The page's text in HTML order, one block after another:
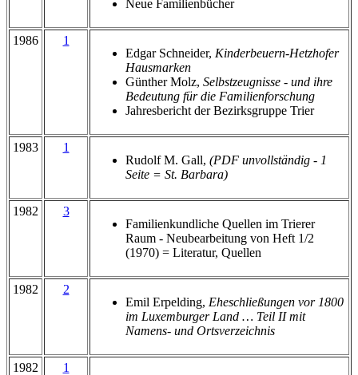
Neue Familienbücher
1986
1
Edgar Schneider, Kinderbeuern-Hetzhofer
Hausmarken
Günther Molz, Selbstzeugnisse - und ihre
Bedeutung für die Familienforschung
Jahresbericht der Bezirksgruppe Trier
1983
1
Rudolf M. Gall, (PDF unvollständig - 1
Seite = St. Barbara)
1982
3
Familienkundliche Quellen im Trierer
Raum - Neubearbeitung von Heft 1/2
(1970) = Literatur, Quellen
1982
2
Emil Erpelding, Eheschließungen vor 1800
im Luxemburger Land … Teil II mit
Namens- und Ortsverzeichnis
1982
1